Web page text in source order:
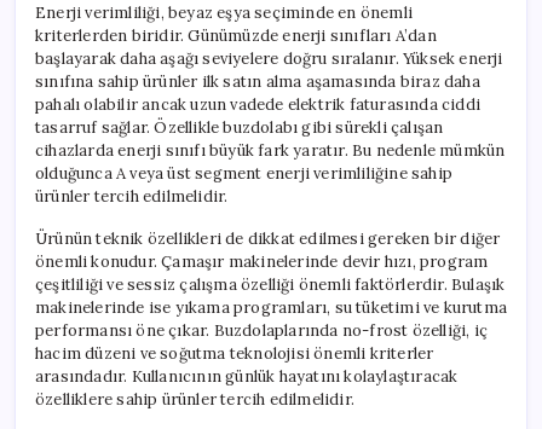
Enerji verimliliği, beyaz eşya seçiminde en önemli
kriterlerden biridir. Günümüzde enerji sınıfları A’dan
başlayarak daha aşağı seviyelere doğru sıralanır. Yüksek enerji
sınıfına sahip ürünler ilk satın alma aşamasında biraz daha
pahalı olabilir ancak uzun vadede elektrik faturasında ciddi
tasarruf sağlar. Özellikle buzdolabı gibi sürekli çalışan
cihazlarda enerji sınıfı büyük fark yaratır. Bu nedenle mümkün
olduğunca A veya üst segment enerji verimliliğine sahip
ürünler tercih edilmelidir.
Ürünün teknik özellikleri de dikkat edilmesi gereken bir diğer
önemli konudur. Çamaşır makinelerinde devir hızı, program
çeşitliliği ve sessiz çalışma özelliği önemli faktörlerdir. Bulaşık
makinelerinde ise yıkama programları, su tüketimi ve kurutma
performansı öne çıkar. Buzdolaplarında no-frost özelliği, iç
hacim düzeni ve soğutma teknolojisi önemli kriterler
arasındadır. Kullanıcının günlük hayatını kolaylaştıracak
özelliklere sahip ürünler tercih edilmelidir.